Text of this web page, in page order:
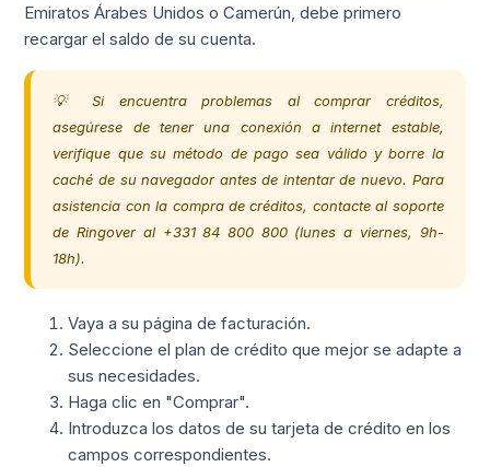
Emiratos Árabes Unidos o Camerún, debe primero
recargar el saldo de su cuenta.
💡 Si encuentra problemas al comprar créditos,
asegúrese de tener una conexión a internet estable,
verifique que su método de pago sea válido y borre la
caché de su navegador antes de intentar de nuevo. Para
asistencia con la compra de créditos, contacte al soporte
de Ringover al +331 84 800 800 (lunes a viernes, 9h-
18h).
Vaya a su página de facturación.
Seleccione el plan de crédito que mejor se adapte a
sus necesidades.
Haga clic en "Comprar".
Introduzca los datos de su tarjeta de crédito en los
campos correspondientes.